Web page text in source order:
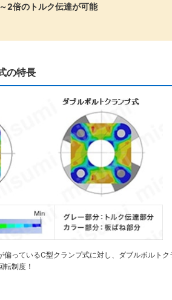
2倍のトルク伝達が可能
の特長
偏っているC型クランプ式に対し、ダブルボルト
転制度！